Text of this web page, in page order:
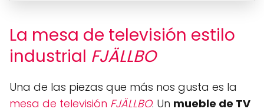
La mesa de televisión estilo
industrial FJÄLLBO
Una de las piezas que más nos gusta es la
mesa de televisión FJÄLLBO. Un mueble de TV